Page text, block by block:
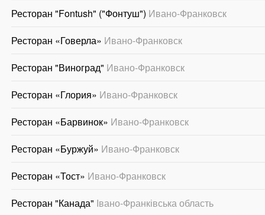
Ресторан "Fontush" ("Фонтуш") Ивано-Франковск
Ресторан «Говерла» Ивано-Франковск
Ресторан "Виноград" Ивано-Франковск
Ресторан «Глория» Ивано-Франковск
Ресторан «Барвинок» Ивано-Франковск
Ресторан «Буржуй» Ивано-Франковск
Ресторан «Тост» Ивано-Франковск
Ресторан "Канада" Івано-Франківська область